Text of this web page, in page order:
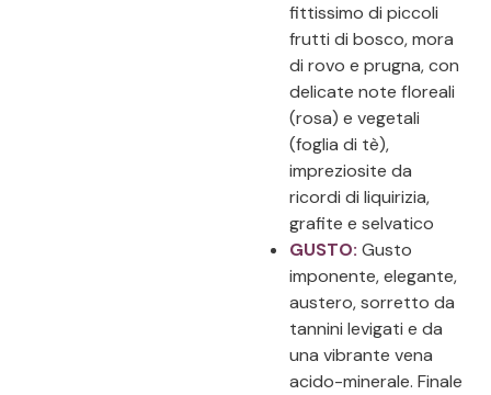
fittissimo di piccoli
frutti di bosco, mora
di rovo e prugna, con
delicate note floreali
(rosa) e vegetali
(foglia di tè),
impreziosite da
ricordi di liquirizia,
grafite e selvatico
GUSTO: Gusto
imponente, elegante,
austero, sorretto da
tannini levigati e da
una vibrante vena
acido-minerale. Finale